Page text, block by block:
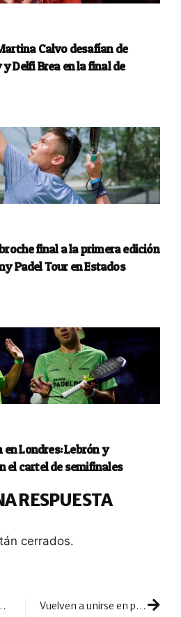
Calvo desafían de
Delfi Brea en la final de
final a la primera edición
Padel Tour en Estados
Londres: Lebrón y
el cartel de semifinales
RESPUESTA
cerrados.
sanidad y la educación en Guinea Ecuatorial Vuelven a unirse en pos de más éxitos Maxi Sánchez y ‘Lucho’ Capra